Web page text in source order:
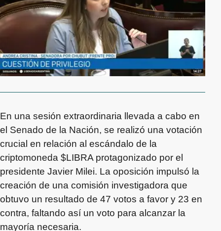
En una sesión extraordinaria llevada a cabo en
el Senado de la Nación, se realizó una votación
crucial en relación al escándalo de la
criptomoneda $LIBRA protagonizado por el
presidente Javier Milei. La oposición impulsó la
creación de una comisión investigadora que
obtuvo un resultado de 47 votos a favor y 23 en
contra, faltando así un voto para alcanzar la
mayoría necesaria.